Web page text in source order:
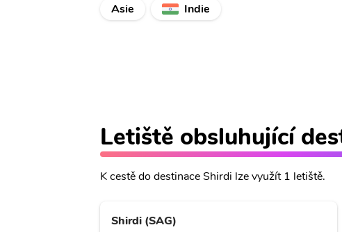
Asie
Indie
Letiště obsluhující
K cestě do destinace Shirdi lze využít 1 letiště.
Shirdi (SAG)